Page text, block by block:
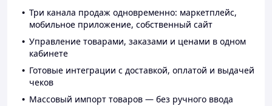
Три канала продаж одновременно: маркетплейс,
мобильное приложение, собственный сайт
Управление товарами, заказами и ценами в одном
кабинете
Готовые интеграции с доставкой, оплатой и выдачей
чеков
Массовый импорт товаров — без ручного ввода